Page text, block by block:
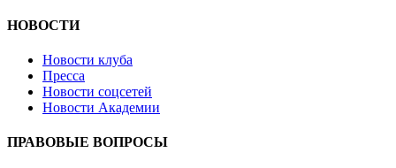
НОВОСТИ
Новости клуба
Пресса
Новости соцсетей
Новости Академии
ПРАВОВЫЕ ВОПРОСЫ